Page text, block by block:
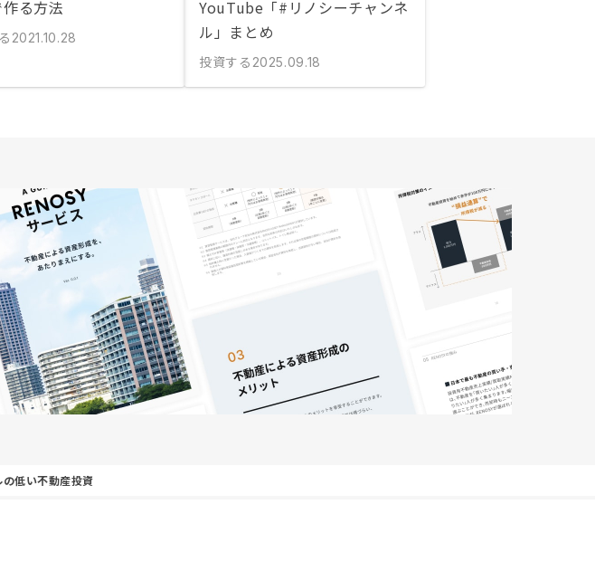
る方法
2021.10.28
YouTube「#リノシーチャンネ
ル」まとめ
投資する 2025.09.18
低い不動産投資